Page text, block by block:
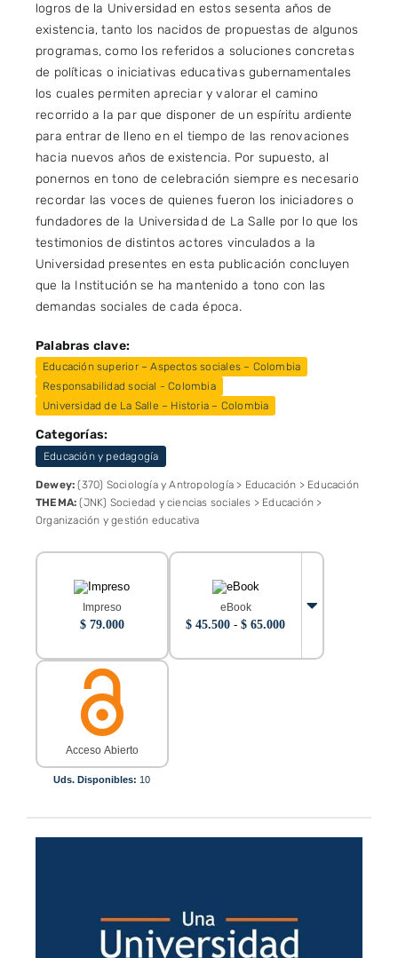
logros de la Universidad en estos sesenta años de
existencia, tanto los nacidos de propuestas de algunos
programas, como los referidos a soluciones concretas
de políticas o iniciativas educativas gubernamentales
los cuales permiten apreciar y valorar el camino
recorrido a la par que disponer de un espíritu ardiente
para entrar de lleno en el tiempo de las renovaciones
hacia nuevos años de existencia. Por supuesto, al
ponernos en tono de celebración siempre es necesario
recordar las voces de quienes fueron los iniciadores o
fundadores de la Universidad de La Salle por lo que los
testimonios de distintos actores vinculados a la
Universidad presentes en esta publicación concluyen
que la Institución se ha mantenido a tono con las
demandas sociales de cada época.
Palabras clave:
Educación superior – Aspectos sociales – Colombia
Responsabilidad social - Colombia
Universidad de La Salle – Historia – Colombia
Categorías:
Educación y pedagogía
Dewey: (370) Sociología y Antropología > Educación > Educación
THEMA: (JNK) Sociedad y ciencias sociales > Educación >
Organización y gestión educativa
Impreso
$79.000
Uds. Disponibles: 10
eBook
$ 45.500 - $ 65.000Rango
desde
Acceso Abierto